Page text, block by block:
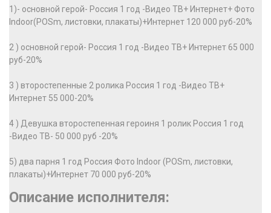
1)- основной герой- Россия 1 год -Видео ТВ+ Интернет+ Фото
Indoor(POSm, листовки, плакаты)+Интернет 120 000 руб-20%
2 ) основной герой- Россия 1 год -Видео ТВ+ Интернет 65 000
руб-20%
3 ) второстепенные 2 ролика Россия 1 год -Видео ТВ+
Интернет 55 000-20%
4 ) Девушка второстепенная героиня 1 ролик Россия 1 год
-Видео ТВ- 50 000 руб -20%
5) два парня 1 год Россия Фото Indoor (POSm, листовки,
плакаты)+Интернет 70 000 руб-20%
Описание исполнителя: